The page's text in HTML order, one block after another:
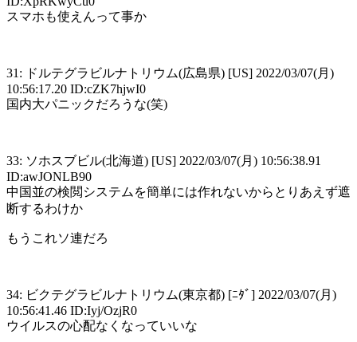
スマホも使えんって事か
31: ドルテグラビルナトリウム(広島県) [US] 2022/03/07(月)
10:56:17.20 ID:cZK7hjwI0
国内大パニックだろうな(笑)
33: ソホスブビル(北海道) [US] 2022/03/07(月) 10:56:38.91
ID:awJONLB90
中国並の検閲システムを簡単には作れないからとりあえず遮
断するわけか
もうこれソ連だろ
34: ビクテグラビルナトリウム(東京都) [ﾆﾀﾞ] 2022/03/07(月)
10:56:41.46 ID:Iyj/OzjR0
ウイルスの心配なくなっていいな